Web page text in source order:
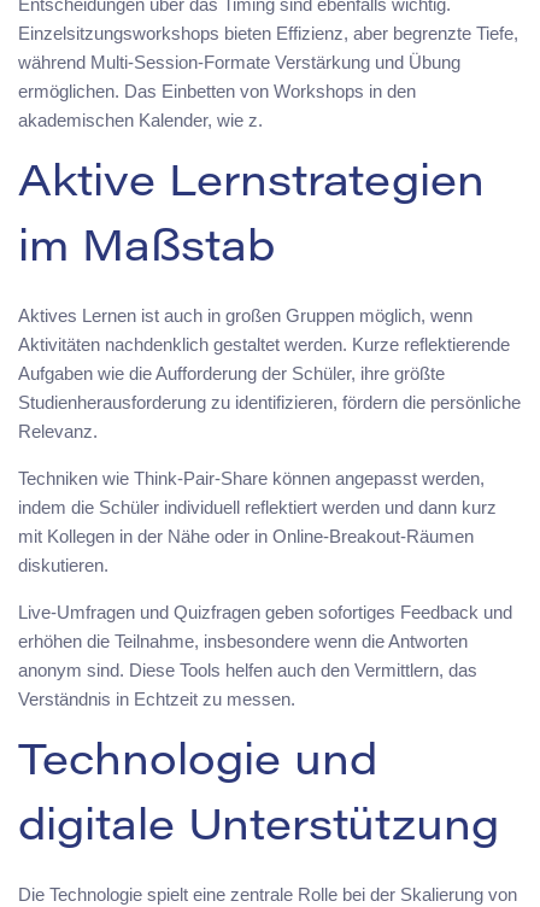
Entscheidungen über das Timing sind ebenfalls wichtig.
Einzelsitzungsworkshops bieten Effizienz, aber begrenzte Tiefe,
während Multi-Session-Formate Verstärkung und Übung
ermöglichen. Das Einbetten von Workshops in den
akademischen Kalender, wie z.
Aktive Lernstrategien
im Maßstab
Aktives Lernen ist auch in großen Gruppen möglich, wenn
Aktivitäten nachdenklich gestaltet werden. Kurze reflektierende
Aufgaben wie die Aufforderung der Schüler, ihre größte
Studienherausforderung zu identifizieren, fördern die persönliche
Relevanz.
Techniken wie Think-Pair-Share können angepasst werden,
indem die Schüler individuell reflektiert werden und dann kurz
mit Kollegen in der Nähe oder in Online-Breakout-Räumen
diskutieren.
Live-Umfragen und Quizfragen geben sofortiges Feedback und
erhöhen die Teilnahme, insbesondere wenn die Antworten
anonym sind. Diese Tools helfen auch den Vermittlern, das
Verständnis in Echtzeit zu messen.
Technologie und
digitale Unterstützung
Die Technologie spielt eine zentrale Rolle bei der Skalierung von